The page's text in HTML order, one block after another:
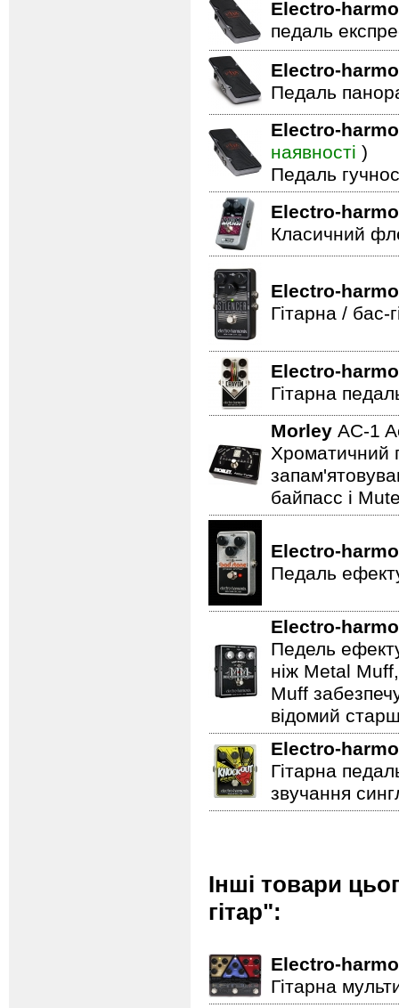
Electro-
педаль
Electro-
Педаль
Electro-
наявності )
Педаль
Electro-
Класичний
Electro-
Гітарна /
Electro-
Гітарна
Morley AC-1
Хроматичний
байпасс і
Electro-
Педаль
Electro-
Педель
ніж Metal
Muff
відомий
Electro-
Гітарна
звучання
Інші товари
гітар":
Electro-
Гітарна